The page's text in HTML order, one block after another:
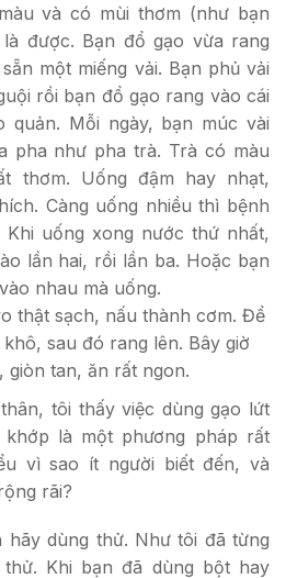
và có mùi thơm (như bạn
được. Bạn đổ gạo vừa rang
một miếng vải. Bạn phủ vải
rồi bạn đổ gạo rang vào cái
Mỗi ngày, bạn múc vài
pha như pha trà. Trà có màu
thơm. Uống đậm hay nhạt,
Càng uống nhiều thì bệnh
Khi uống xong nước thứ nhất,
lần hai, rồi lần ba. Hoặc bạn
nhau mà uống.
thật sạch, nấu thành cơm. Để
sau đó rang lên. Bây giờ
giòn tan, ăn rất ngon.
tôi thấy việc dùng gạo lứt
là một phương pháp rất
vì sao ít người biết đến, và
rãi?
hãy dùng thử. Như tôi đã từng
Khi bạn đã dùng bột hay